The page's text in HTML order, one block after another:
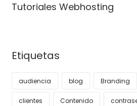
Tutoriales Webhosting
Etiquetas
audiencia blog Branding
clientes Contenido